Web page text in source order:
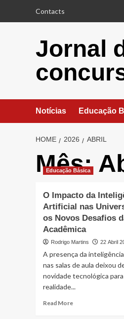
Contacts
Jornal
Notícias Educação
HOME 2026 ABRIL
Mês:
Educação Básica
O Impacto da
Artificial nas
os Novos Desafios
Acadêmica
Rodrigo Martins 22 Abril
A presença da
nas salas de aula deixou
novidade tecnológica
realidade...
Read MoreRead